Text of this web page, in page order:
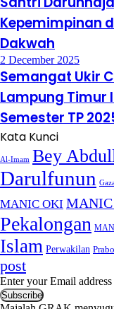
Kepemimpinan
Dakwah
2 December 2025
Semangat Ukir
Lampung Timur
Semester TP
Kata Kunci
Al-Imam Bey
Darulfunun
MANIC OKI MANIC
Pekalongan MAN
Islam Perwakilan
post
Enter your Email address